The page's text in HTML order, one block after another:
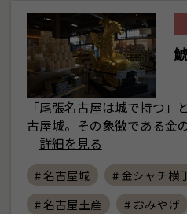
「尾張名古屋は城で持つ」
古屋城。その象徴である金
詳細を見る
# 名古屋城 # 金シャチ横
# 名古屋土産
# おみやげ